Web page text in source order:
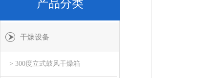
产品分类
干燥设备
> 300度立式鼓风干燥箱